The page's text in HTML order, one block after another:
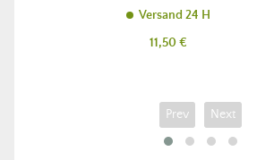
Versand 24 H
Preis
11,50 €
Prev Next